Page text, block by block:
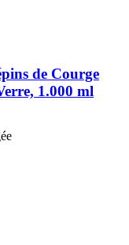
de Courge
1.000 ml